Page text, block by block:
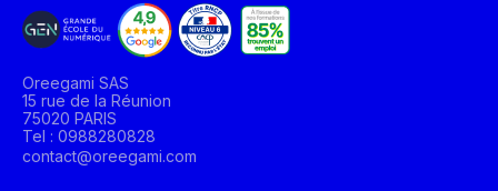
Oreegami SAS
15 rue de la Réunion
75020 PARIS
Tel : 0988280828
contact@oreegami.com